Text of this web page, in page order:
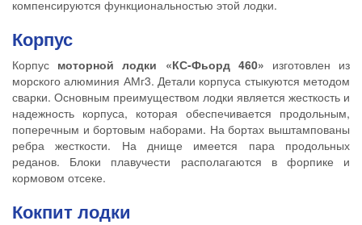
компенсируются функциональностью этой лодки.
Корпус
Корпус моторной лодки «КС-Фьорд 460» изготовлен из
морского алюминия АМг3. Детали корпуса стыкуются методом
сварки. Основным преимуществом лодки является жесткость и
надежность корпуса, которая обеспечивается продольным,
поперечным и бортовым наборами. На бортах выштампованы
ребра жесткости. На днище имеется пара продольных
реданов. Блоки плавучести располагаются в форпике и
кормовом отсеке.
Кокпит лодки